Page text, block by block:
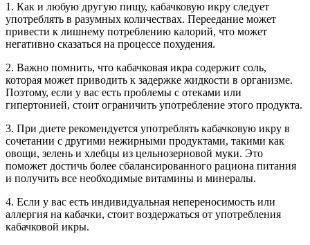
1. Как и любую другую пищу, кабачковую икру следует
употреблять в разумных количествах. Переедание может
привести к лишнему потреблению калорий, что может
негативно сказаться на процессе похудения.
2. Важно помнить, что кабачковая икра содержит соль,
которая может приводить к задержке жидкости в организме.
Поэтому, если у вас есть проблемы с отеками или
гипертонией, стоит ограничить употребление этого продукта.
3. При диете рекомендуется употреблять кабачковую икру в
сочетании с другими нежирными продуктами, такими как
овощи, зелень и хлебцы из цельнозерновой муки. Это
поможет достичь более сбалансированного рациона питания
и получить все необходимые витамины и минералы.
4. Если у вас есть индивидуальная непереносимость или
аллергия на кабачки, стоит воздержаться от употребления
кабачковой икры.